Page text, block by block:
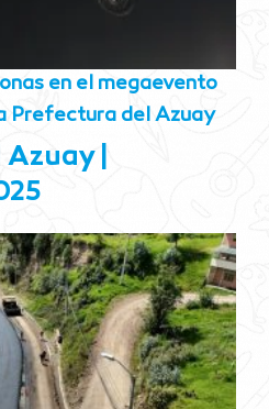
en el megaevento
Prefectura del Azuay
Azuay